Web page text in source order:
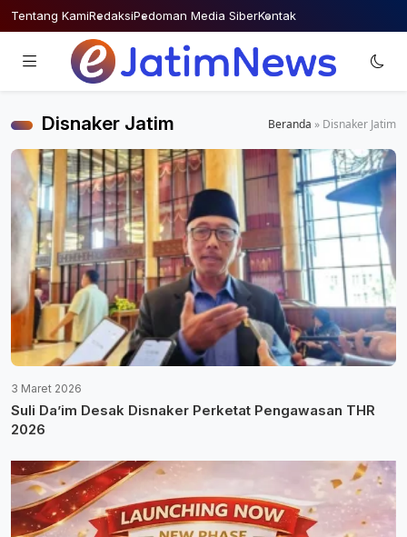
Skip
to
Tentang KamiRedaksiPedoman Media SiberKontak
Disnaker Jatim Beranda » Disnaker Jatim
3 Maret 2026
Suli Da’im Desak Disnaker Perketat Pengawasan THR
2026